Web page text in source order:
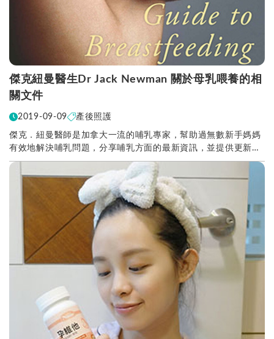
傑克紐曼醫生Dr Jack Newman 關於母乳喂養的相
關文件
2019-09-09 產後照護
傑克．紐曼醫師是加拿大一流的哺乳專家，幫助過無數新手媽媽
有效地解決哺乳問題，分享哺乳方面的最新資訊，並提供更新、
更實用的策略與解決辦法，提供新手媽媽哺乳的建議。